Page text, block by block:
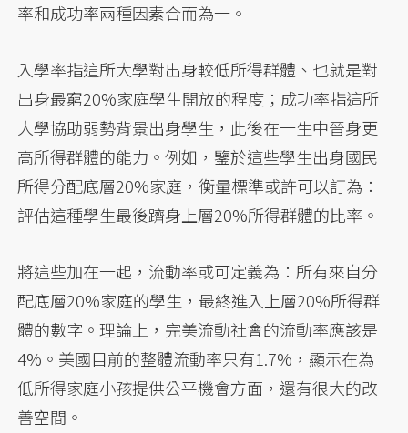
率和成功率兩種因素合而為一。
入學率指這所大學對出身較低所得群體、也就是對
出身最窮20%家庭學生開放的程度；成功率指這所
大學協助弱勢背景出身學生，此後在一生中晉身更
高所得群體的能力。例如，鑒於這些學生出身國民
所得分配底層20%家庭，衡量標準或許可以訂為：
評估這種學生最後躋身上層20%所得群體的比率。
將這些加在一起，流動率或可定義為：所有來自分
配底層20%家庭的學生，最終進入上層20%所得群
體的數字。理論上，完美流動社會的流動率應該是
4%。美國目前的整體流動率只有1.7%，顯示在為
低所得家庭小孩提供公平機會方面，還有很大的改
善空間。